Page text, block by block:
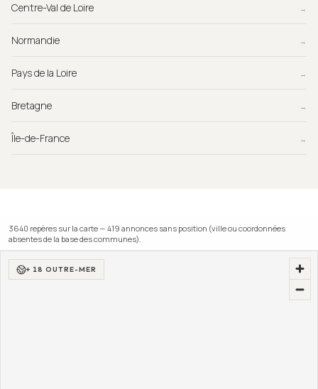
Centre-Val de Loire →
Normandie →
Pays de la Loire →
Bretagne →
Île-de-France →
3640 repères sur la carte — 419 annonces sans position (ville ou coordonnées
absentes de la base des communes).
+ 18 OUTRE-MER